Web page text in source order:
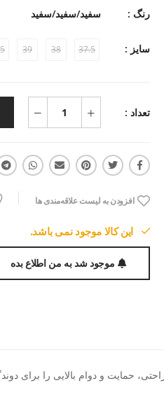
رنگ : سفید/سفید/سفید
سایز : 37.5
38
39
تعداد :
افزودن به لیست علاقه‌مندی ها
این کالا موجود نمی باشد.
موجود شد به من اطلاع بده